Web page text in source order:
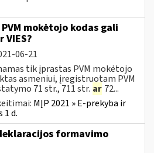
PVM mokėtojo kodas gali
06-21
tik įprastas PVM mokėtojo
asmeniui, įregistruotam PVM
71 str., 711 str. ar 72...
MĮP 2021 » E-prekyba ir
1 d.
formavimo